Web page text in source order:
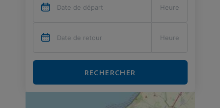
RECHERCHER